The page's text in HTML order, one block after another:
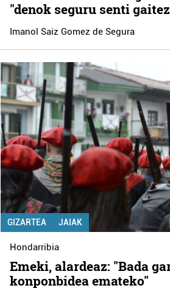
"denok seguru senti
Imanol Saiz Gomez de Segura
GIZARTEA JAIAK
Hondarribia
Emeki, alardeaz: "Bada
konponbidea emateko"